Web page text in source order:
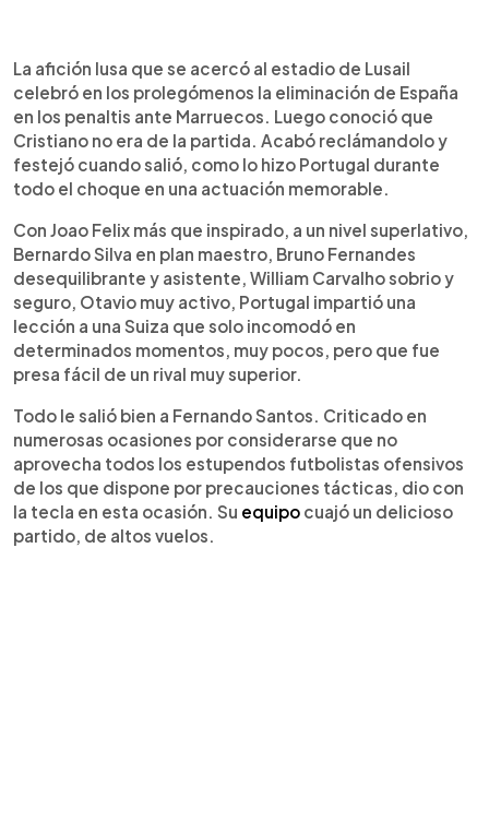
La afición lusa que se acercó al estadio de Lusail
celebró en los prolegómenos la eliminación de España
en los penaltis ante Marruecos. Luego conoció que
Cristiano no era de la partida. Acabó reclámandolo y
festejó cuando salió, como lo hizo Portugal durante
todo el choque en una actuación memorable.
Con Joao Felix más que inspirado, a un nivel superlativo,
Bernardo Silva en plan maestro, Bruno Fernandes
desequilibrante y asistente, William Carvalho sobrio y
seguro, Otavio muy activo, Portugal impartió una
lección a una Suiza que solo incomodó en
determinados momentos, muy pocos, pero que fue
presa fácil de un rival muy superior.
Todo le salió bien a Fernando Santos. Criticado en
numerosas ocasiones por considerarse que no
aprovecha todos los estupendos futbolistas ofensivos
de los que dispone por precauciones tácticas, dio con
la tecla en esta ocasión. Su equipo cuajó un delicioso
partido, de altos vuelos.